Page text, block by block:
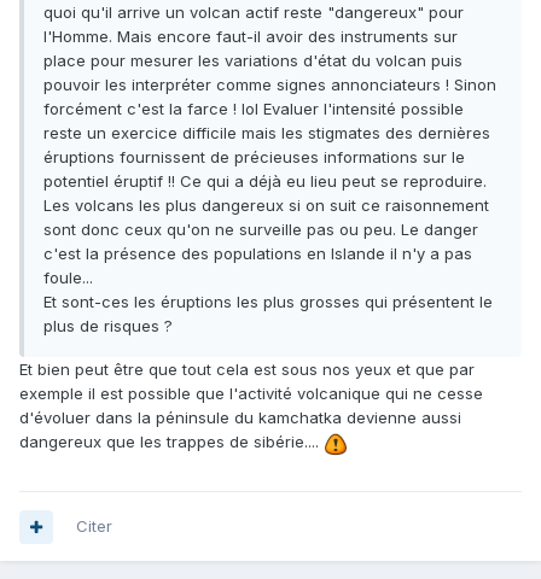
quoi qu'il arrive un volcan actif reste "dangereux" pour
l'Homme. Mais encore faut-il avoir des instruments sur
place pour mesurer les variations d'état du volcan puis
pouvoir les interpréter comme signes annonciateurs ! Sinon
forcément c'est la farce ! lol Evaluer l'intensité possible
reste un exercice difficile mais les stigmates des dernières
éruptions fournissent de précieuses informations sur le
potentiel éruptif !! Ce qui a déjà eu lieu peut se reproduire.
Les volcans les plus dangereux si on suit ce raisonnement
sont donc ceux qu'on ne surveille pas ou peu. Le danger
c'est la présence des populations en Islande il n'y a pas
foule...
Et sont-ces les éruptions les plus grosses qui présentent le
plus de risques ?
Et bien peut être que tout cela est sous nos yeux et que par
exemple il est possible que l'activité volcanique qui ne cesse
d'évoluer dans la péninsule du kamchatka devienne aussi
dangereux que les trappes de sibérie....
Citer